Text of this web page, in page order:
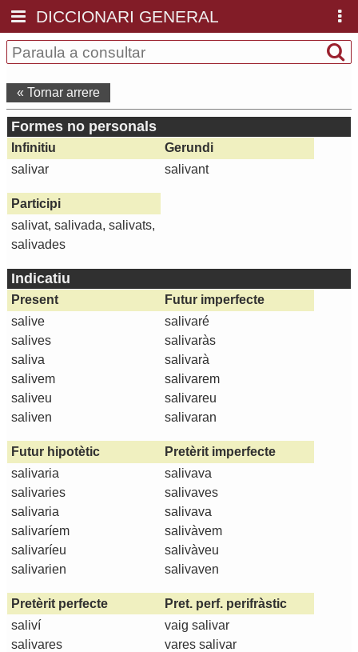
DICCIONARI GENERAL
« Tornar arrere
Formes no personals
Infinitiu
salivar
Gerundi
salivant
Participi
salivat, salivada, salivats,
salivades
Indicatiu
Present
salive
salives
saliva
salivem
saliveu
saliven
Futur imperfecte
salivaré
salivaràs
salivarà
salivarem
salivareu
salivaran
Futur hipotètic
salivaria
salivaries
salivaria
salivaríem
salivaríeu
salivarien
Pretèrit imperfecte
salivava
salivaves
salivava
salivàvem
salivàveu
salivaven
Pretèrit perfecte
saliví
salivares
Pret. perf. perifràstic
vaig salivar
vares salivar